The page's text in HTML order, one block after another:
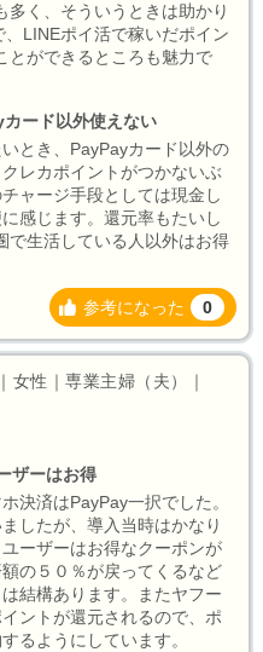
多く、そういうときは助かり
LINEポイ活で稼いだポイン
とができるところも魅力で
ード以外使えない
とき、PayPayカード以外の
レカポイントがつかないぶ
ャージ手段としては現金し
感じます。還元率もたいし
で生活している人以外はお得
参考になった 0
女性｜専業主婦（夫）｜
ザーはお得
決済はPayPay一択でした。
したが、導入当時はかなり
ーザーはお得なクーポンが
の５０％が戻ってくるなど
結構あります。またヤフー
ントが還元されるので、ポ
るようにしています。